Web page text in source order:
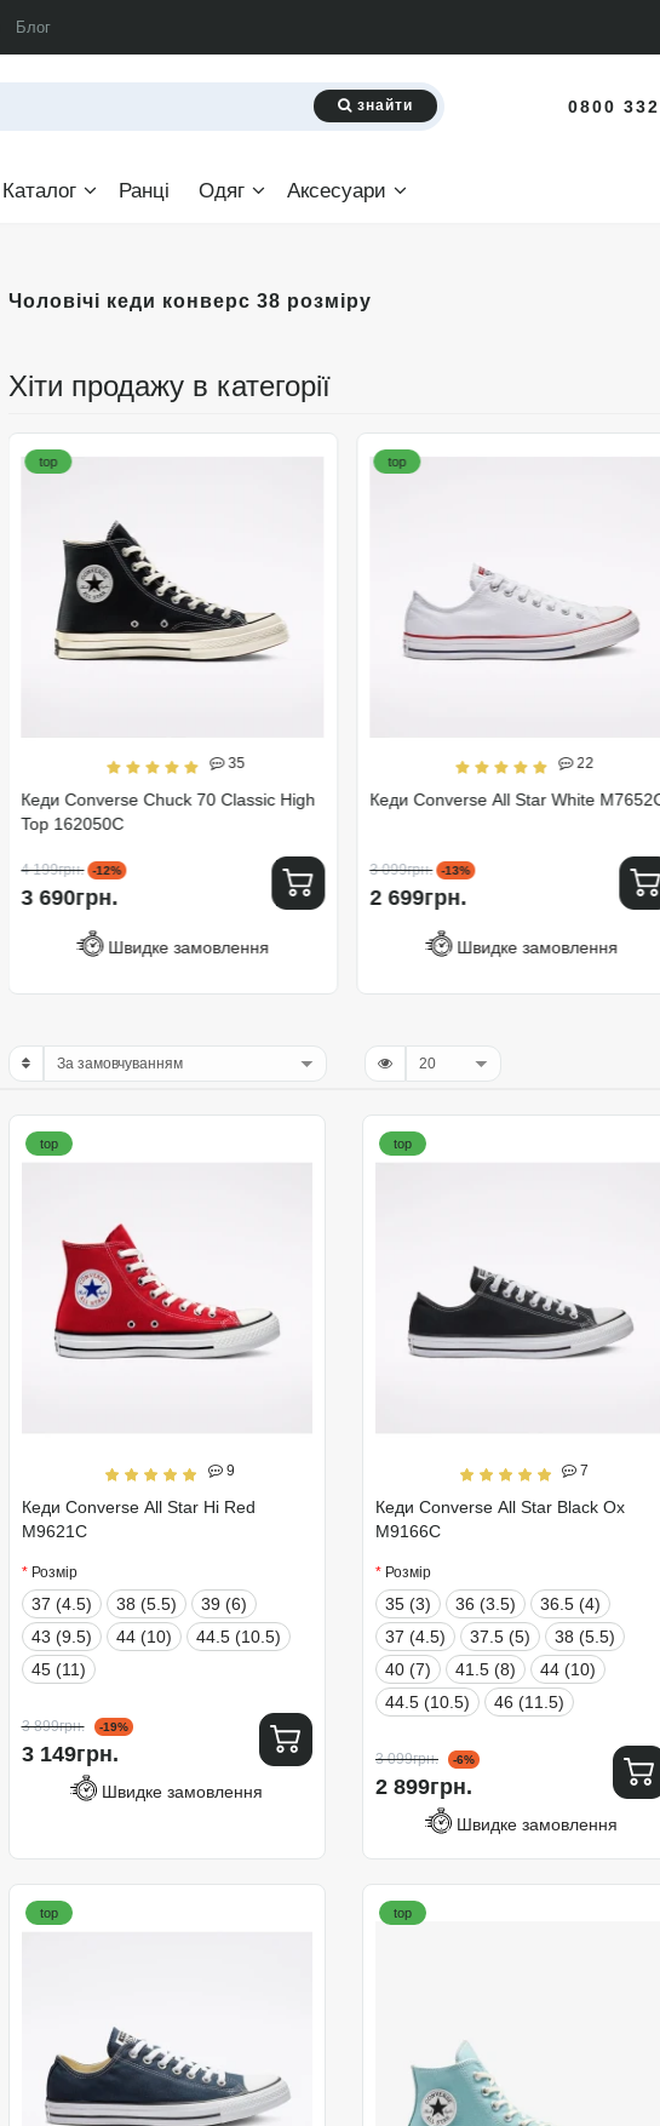
Блог
знайти 0800
Каталог Ранці Одяг Аксесуари
Чоловічі кеди конверс 38 розміру
Хіти продажу в категорії
top
35
Кеди Converse Chuck 70 Classic High
Top 162050C
4 199грн. -12%
3 690грн.
Швидке замовлення
top
22
Кеди Converse All Star White
3 099грн. -13%
2 699грн.
Швидке замовлення
9
Кеди Converse All Star Hi Red
M9621C
top
Розмір
37 (4.5) 38 (5.5)
39 (6)
43 (9.5)
44 (10)
44.5 (10.5)
45 (11)
3 899грн. -19%
3 149грн.
Швидке замовлення
7
Кеди Converse All Star Black Ox
M9166C
top
Розмір
35 (3) 36 (3.5)
36.5 (4)
37 (4.5)
37.5 (5)
38 (5.5)
40 (7)
41.5 (8)
44 (10)
44.5 (10.5)
46 (11.5)
3 099грн. -6%
2 899грн.
Швидке замовлення
top top